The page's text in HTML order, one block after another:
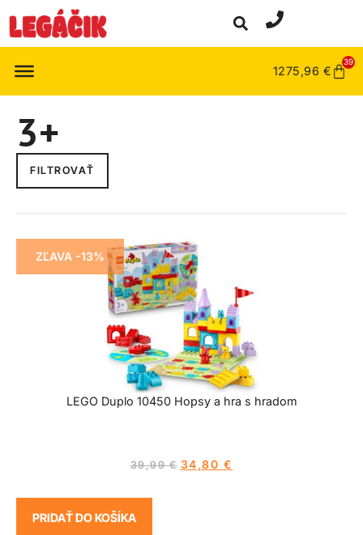
1275,96 €
39
3+
FILTROVAŤ
ZĽAVA -13%
LEGO Duplo 10450 Hopsy a hra s hradom
39,99€ 34,80 €
PRIDAŤ DO KOŠÍKA